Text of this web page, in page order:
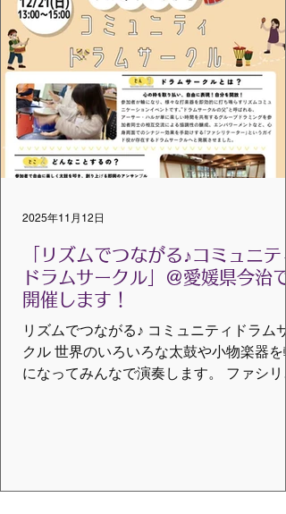
ーのガイドに沿ってタイコの音が重なるこ
とで、少しずつ場の緊張がほどけ、楽しい
雰囲気や一体感が生まれていきました。
んなガイドがあった？なにが起こった？
いているときの気持ちやその変化を言葉に
して共有することで、同じ時間を過ごして
いても感じ方は多様であることにも気付か
されました。 なによりリズムを通しての
ながり、一体感が生まれる過程でファシリ
ことは本当にたくさん。テクニックそのも
のの説明だけではなく、なんのために？と
いうところもその一つ一つを紐解
「リズムでつながる♪コミュニテ
ドラムサークル」＠愛媛県今治で
開催します！
リズムでつながる♪ コミュニティドラムサ
クル 世界のいろいろな太鼓や小物楽器を
になってみんなで演奏します。 ファシリ
2025年11月12日